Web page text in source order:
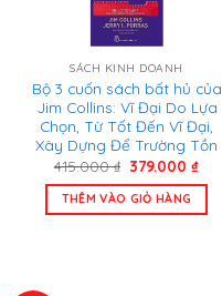
SÁCH KINH DOANH
Bộ 3 cuốn sách bất hủ của
Jim Collins: Vĩ Đại Do Lựa
Chọn, Từ Tốt Đến Vĩ Đại,
Xây Dựng Để Trường Tồn
415.000₫ Giá
là:
415.000 ₫.
379.000₫Giá
THÊM VÀO GIỎ HÀNG